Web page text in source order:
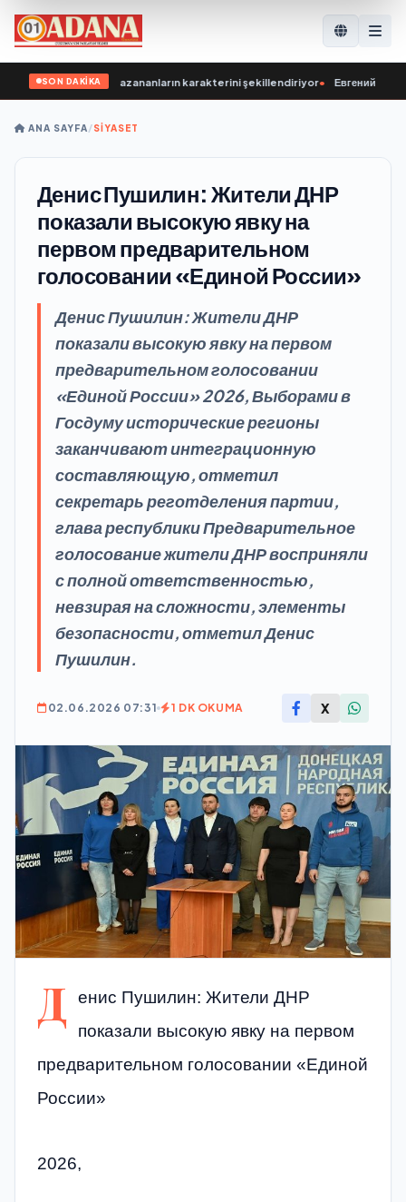
SON DAKİKA
gençlerimiz, kazananların karakterini şekillendiriyor• Евгений
ANA SAYFA/SİYASET
Денис Пушилин: Жители ДНР
показали высокую явку на
первом предварительном
голосовании «Единой России»
Денис Пушилин: Жители ДНР
показали высокую явку на первом
предварительном голосовании
«Единой России» 2026, Выборами в
Госдуму исторические регионы
заканчивают интеграционную
составляющую, отметил
секретарь реготделения партии,
глава республики Предварительное
голосование жители ДНР восприняли
с полной ответственностью,
невзирая на сложности, элементы
безопасности, отметил Денис
Пушилин.
02.06.2026 07:31 1 DK OKUMA X
Д
енис Пушилин: Жители ДНР
показали высокую явку на первом
предварительном голосовании «Единой
России»
2026,